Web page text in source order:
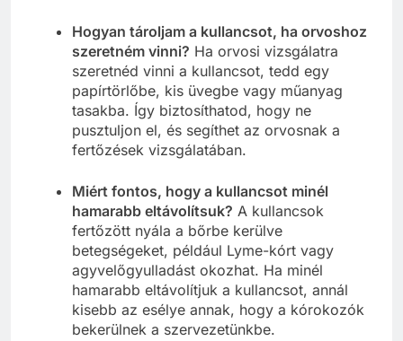
Hogyan tároljam a kullancsot, ha orvoshoz
szeretném vinni? Ha orvosi vizsgálatra
szeretnéd vinni a kullancsot, tedd egy
papírtörlőbe, kis üvegbe vagy műanyag
tasakba. Így biztosíthatod, hogy ne
pusztuljon el, és segíthet az orvosnak a
fertőzések vizsgálatában.
Miért fontos, hogy a kullancsot minél
hamarabb eltávolítsuk? A kullancsok
fertőzött nyála a bőrbe kerülve
betegségeket, például Lyme-kórt vagy
agyvelőgyulladást okozhat. Ha minél
hamarabb eltávolítjuk a kullancsot, annál
kisebb az esélye annak, hogy a kórokozók
bekerülnek a szervezetünkbe.